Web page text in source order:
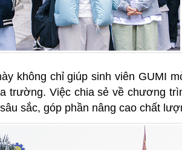
không chỉ giúp sinh viên GUMI
trường. Việc chia sẻ về chương
sắc, góp phần nâng cao chất